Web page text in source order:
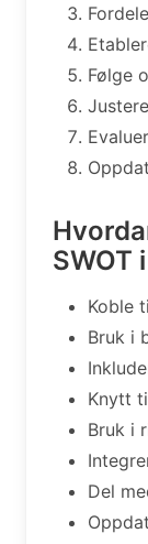
Følge
SWOT
Koble
Bruk i
Knytt
Bruk i
Del